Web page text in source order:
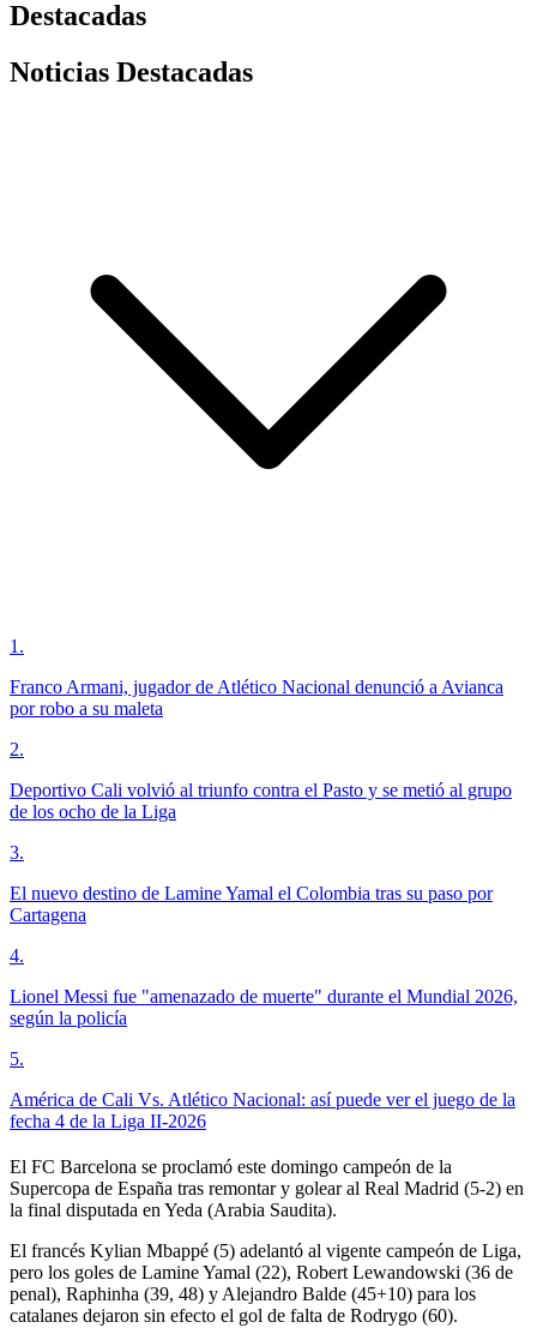
Destacadas
Noticias Destacadas
1 .
Franco Armani, jugador de Atlético Nacional denunció a Avianca
por robo a su maleta
2.
Deportivo Cali volvió al triunfo contra el Pasto y se metió al grupo
de los ocho de la Liga
3.
El nuevo destino de Lamine Yamal el Colombia tras su paso por
Cartagena
4.
Lionel Messi fue "amenazado de muerte" durante el Mundial 2026,
según la policía
5.
América de Cali Vs. Atlético Nacional: así puede ver el juego de la
fecha 4 de la Liga II-2026
El FC Barcelona se proclamó este domingo campeón de la
Supercopa de España tras remontar y golear al Real Madrid (5-2) en
la final disputada en Yeda (Arabia Saudita).
El francés Kylian Mbappé (5) adelantó al vigente campeón de Liga,
pero los goles de Lamine Yamal (22), Robert Lewandowski (36 de
penal), Raphinha (39, 48) y Alejandro Balde (45+10) para los
catalanes dejaron sin efecto el gol de falta de Rodrygo (60).